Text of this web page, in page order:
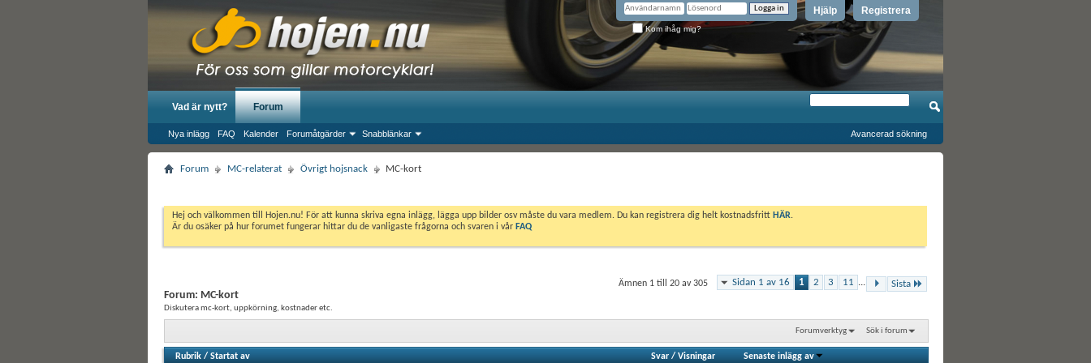
Registrera
Hjälp
Kom ihåg mig?
Vad är nytt? Forum
Nya inlägg FAQ Kalender Forumåtgärder Snabblänkar Avancerad sökning
Forum MC-relaterat Övrigt hojsnack MC-kort
Hej och välkommen till Hojen.nu! För att kunna skriva egna inlägg, lägga upp bilder osv måste du vara medlem. Du kan registrera dig helt kostnadsfritt HÄR.
Är du osäker på hur forumet fungerar hittar du de vanligaste frågorna och svaren i vår FAQ
Sidan 1 av 16 1 2 3 11 ... Sista
Ämnen 1 till 20 av 305
Forum: MC-kort
Diskutera mc-kort, uppkörning, kostnader etc.
Forumverktyg Sök i forum
Rubrik / Startat av Svar/ Visningar Senaste inlägg av